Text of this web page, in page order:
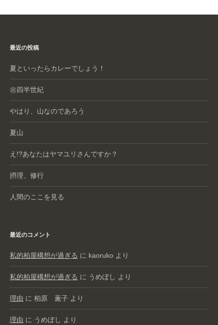
最近の投稿
夏といったらカレーでしょう！
㊗️四半世紀
やはり、山なのであろう
夏山
え!?あなたはヤマユリさんですか？
摂理、修行
人間のここを見る
最近のコメント
私的柏屋構想が過ぎる に kaoruko より
私的柏屋構想が過ぎる に うめぼし より
理由 に 柏原 薫子 より
理由 に うめぼし より